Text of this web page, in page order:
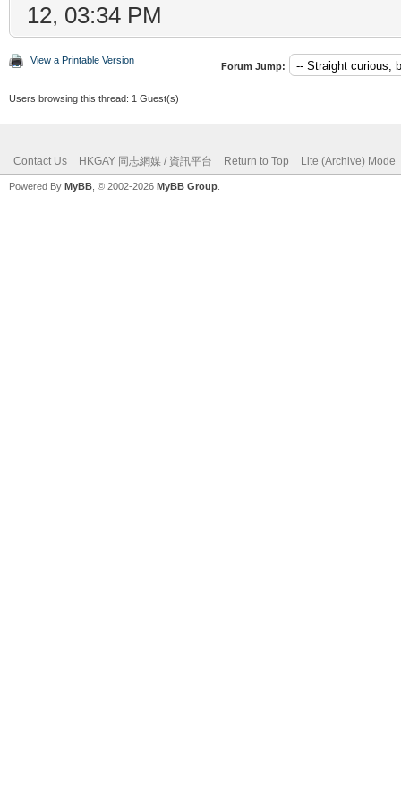
12, 03:34 PM
View a Printable Version
Forum Jump:
Users browsing this thread: 1 Guest(s)
Contact Us HKGAY 同志網媒 / 資訊平台 Return to Top Lite (Archive) Mode
Powered By MyBB , © 2002-2026 MyBB Group